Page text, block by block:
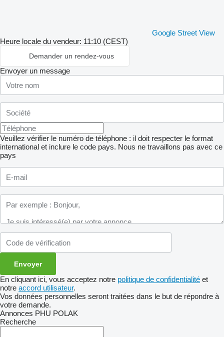
Google Street View
Heure locale du vendeur: 11:10 (CEST)
Demander un rendez-vous
Envoyer un message
Veuillez vérifier le numéro de téléphone : il doit respecter le format
international et inclure le code pays. Nous ne travaillons pas avec ce
pays
En cliquant ici, vous acceptez notre politique de confidentialité et
notre accord utilisateur.
Vos données personnelles seront traitées dans le but de répondre à
votre demande.
Annonces PHU POLAK
Recherche